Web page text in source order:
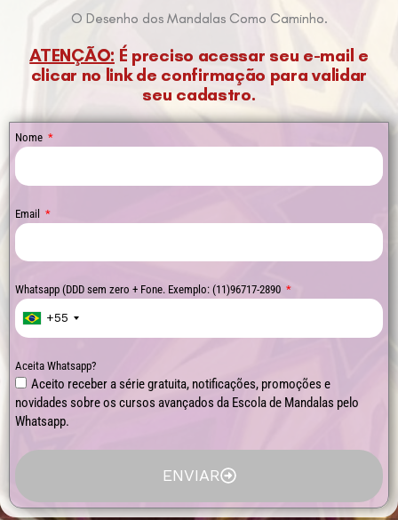
O Desenho dos Mandalas Como Caminho.
ATENÇÃO: É preciso acessar seu e-mail e
clicar no link de confirmação para validar
seu cadastro.
Nome
Email
Whatsapp (DDD sem zero + Fone. Exemplo: (11)96717-2890
+55
Aceita Whatsapp?
Aceito receber a série gratuita, notificações, promoções e
novidades sobre os cursos avançados da Escola de Mandalas pelo
Whatsapp.
ENVIAR